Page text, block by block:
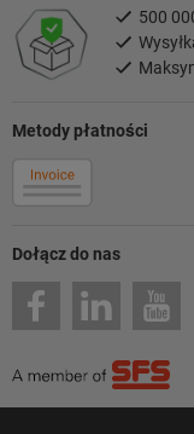
Dołącz do nas
Metody płatności
500